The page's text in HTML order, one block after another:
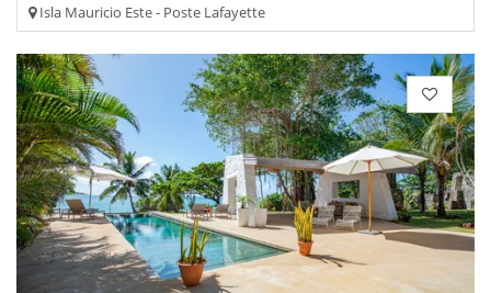
Isla Mauricio Este - Poste Lafayette